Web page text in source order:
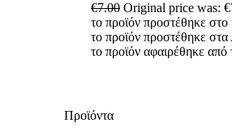
€7.00 Original price was:
το προϊόν προστέθηκε στο
το προϊόν προστέθηκε
το προϊόν αφαιρέθηκε
Προϊόντα